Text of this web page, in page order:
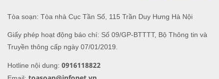
Tòa soạn: Tòa nhà Cục Tần Số, 115 Trần Duy Hưng Hà Nội
Giấy phép hoạt động báo chí: Số 09/GP-BTTTT, Bộ Thông tin và
Truyền thông cấp ngày 07/01/2019.
Hotline nội dung: 0916118822